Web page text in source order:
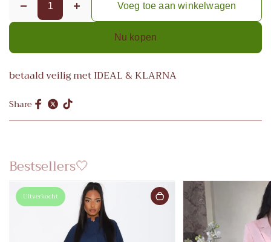
Voeg toe aan winkelwagen
Nu kopen
betaald veilig met IDEAL & KLARNA
Share
Bestsellers🤍
Uitverkocht